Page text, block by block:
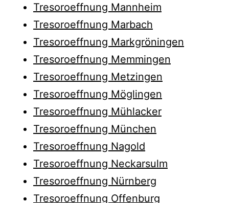
Tresoroeffnung Mannheim
Tresoroeffnung Marbach
Tresoroeffnung Markgröningen
Tresoroeffnung Memmingen
Tresoroeffnung Metzingen
Tresoroeffnung Möglingen
Tresoroeffnung Mühlacker
Tresoroeffnung München
Tresoroeffnung Nagold
Tresoroeffnung Neckarsulm
Tresoroeffnung Nürnberg
Tresoroeffnung Offenburg